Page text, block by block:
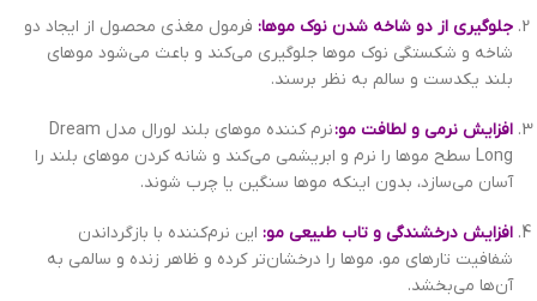
جلوگیری از دو شاخه شدن نوک موها: فرمول مغذی محصول از ایجاد دو
شاخه و شکستگی نوک موها جلوگیری می‌کند و باعث می‌شود موهای
بلند یکدست و سالم به نظر برسند.
افزایش نرمی و لطافت مو:
نرم کننده موهای بلند لورال مدل Dream
Long سطح موها را نرم و ابریشمی می‌کند و شانه کردن موهای بلند را
آسان می‌سازد، بدون اینکه موها سنگین یا چرب شوند.
افزایش درخشندگی و تاب طبیعی مو: این نرم‌کننده با بازگرداندن
شفافیت تارهای مو، موها را درخشان‌تر کرده و ظاهر زنده و سالمی به
آن‌ها می‌بخشد.